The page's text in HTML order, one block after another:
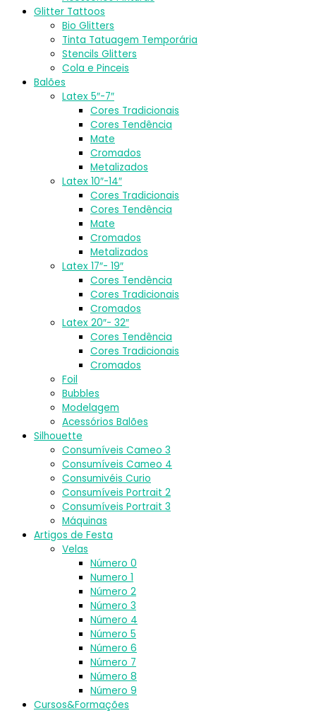
Glitter Tattoos
Bio Glitters
Tinta Tatuagem Temporária
Stencils Glitters
Cola e Pinceis
Balões
Latex 5″-7″
Cores Tradicionais
Cores Tendência
Mate
Cromados
Metalizados
Latex 10″-14″
Cores Tradicionais
Cores Tendência
Mate
Cromados
Metalizados
Latex 17″- 19″
Cores Tendência
Cores Tradicionais
Cromados
Latex 20″- 32″
Cores Tendência
Cores Tradicionais
Cromados
Foil
Bubbles
Modelagem
Acessórios Balões
Silhouette
Consumíveis Cameo 3
Consumíveis Cameo 4
Consumivéis Curio
Consumíveis Portrait 2
Consumíveis Portrait 3
Máquinas
Artigos de Festa
Velas
Número 0
Numero 1
Número 2
Número 3
Número 4
Número 5
Número 6
Número 7
Número 8
Número 9
Cursos&Formações